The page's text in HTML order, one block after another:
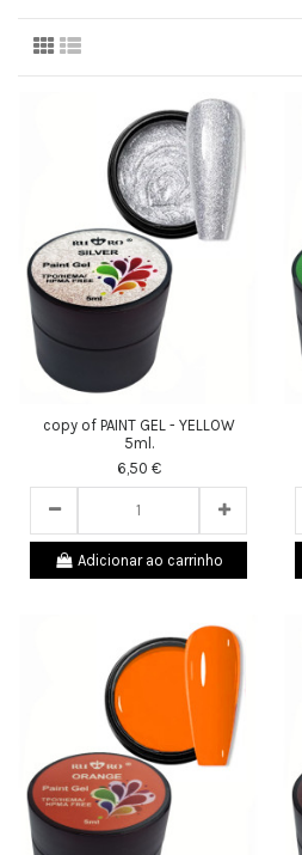
copy of PAINT GEL - YELLOW
5ml.
6,50 €
Adicionar ao carrinho